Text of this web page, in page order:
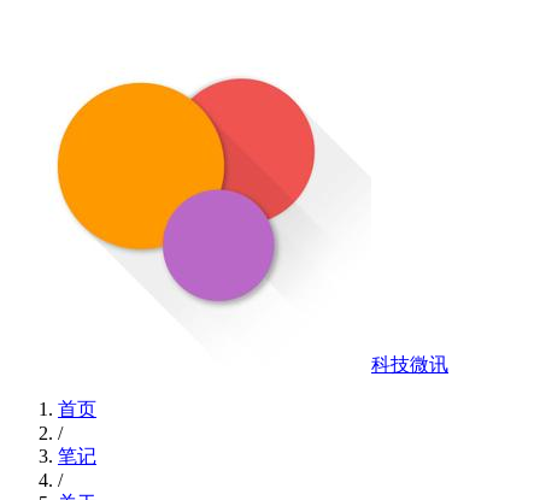
科技微讯
首页
/
笔记
/